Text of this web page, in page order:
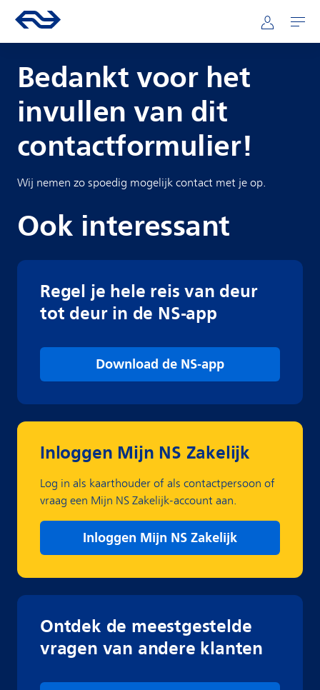
Direct naar hoofdinhoud
Hoofdnavigatie
Ga naar de homepage van ns.nl Mijn NS
Openen
Bedankt voor het
invullen van dit
contactformulier!
Wij nemen zo spoedig mogelijk contact met je op.
Ook interessant
Regel je hele reis van deur
tot deur in de NS-app
Download de NS-app
Inloggen Mijn NS Zakelijk
Log in als kaarthouder of als contactpersoon of
vraag een Mijn NS Zakelijk-account aan.
Inloggen Mijn NS Zakelijk
Ontdek de meestgestelde
vragen van andere klanten